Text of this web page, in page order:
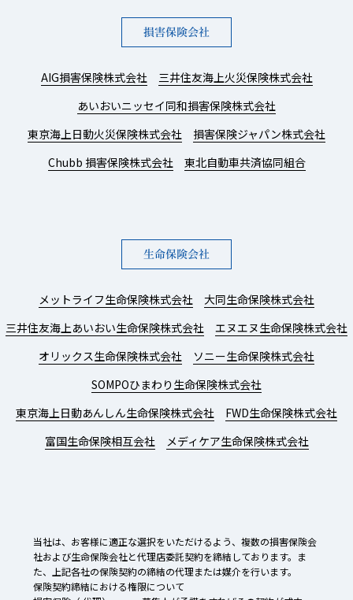
損害保険会社
AIG損害保険株式会社
三井住友海上火災保険株式会社
あいおいニッセイ同和損害保険株式会社
東京海上日動火災保険株式会社
損害保険ジャパン株式会社
Chubb 損害保険株式会社
東北自動車共済協同組合
生命保険会社
メットライフ生命保険株式会社
大同生命保険株式会社
三井住友海上あいおい生命保険株式会社
エヌエヌ生命保険株式会社
オリックス生命保険株式会社
ソニー生命保険株式会社
SOMPOひまわり生命保険株式会社
東京海上日動あんしん生命保険株式会社
FWD生命保険株式会社
富国生命保険相互会社
メディケア生命保険株式会社
当社は、お客様に適正な選択をいただけるよう、複数の損害保険会
社および生命保険会社と代理店委託契約を締結しております。ま
た、上記各社の保険契約の締結の代理または媒介を行います。
保険契約締結における権限について